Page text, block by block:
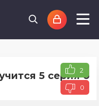
5 серия2
0